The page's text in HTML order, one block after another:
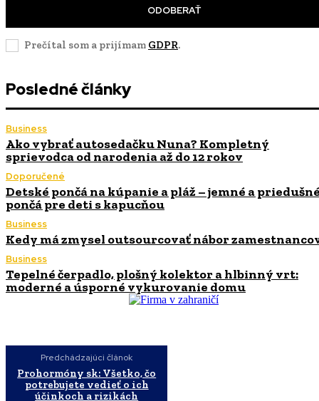
ODOBERAŤ
Prečítal som a prijímam GDPR.
Posledné články
Business
Ako vybrať autosedačku Nuna? Kompletný
sprievodca od narodenia až do 12 rokov
Doporučené
Detské pončá na kúpanie a pláž – jemné a
pončá pre deti s kapucňou
Business
Kedy má zmysel outsourcovať nábor
Business
Tepelné čerpadlo, plošný kolektor a hlbinný vrt:
moderné a úsporné vykurovanie domu
Predchádzajúci článok
Prohormóny sk: Všetko, čo
potrebujete vedieť o ich
účinkoch a rizikách